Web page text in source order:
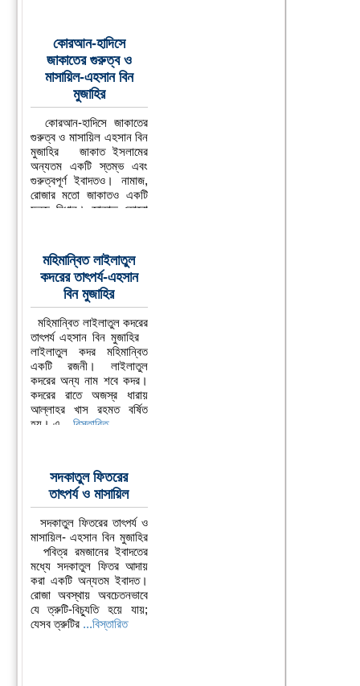
কোরআন-হাদিসে
জাকাতের গুরুত্ব ও
মাসায়িল-এহসান বিন
মুজাহির
কোরআন-হাদিসে জাকাতের
গুরুত্ব ও মাসায়িল এহসান বিন
মুজাহির জাকাত ইসলামের
অন্যতম একটি স্তম্ভ এবং
গুরুত্বপূর্ণ ইবাদতও। নামাজ,
রোজার মতো জাকাতও একটি
ফরজ বিধান। জাকাত কোনো
মহিমান্বিত লাইলাতুল
কদরের তাৎপর্য-এহসান
বিন মুজাহির
মহিমান্বিত লাইলাতুল কদরের
তাৎপর্য এহসান বিন মুজাহির
লাইলাতুল কদর মহিমান্বিত
একটি রজনী। লাইলাতুল
কদরের অন্য নাম শবে কদর।
কদরের রাতে অজস্র ধারায়
আল্লাহর খাস রহমত বর্ষিত
হয়। এ
...বিস্তারিত
সদকাতুল ফিতরের
তাৎপর্য ও মাসায়িল
সদকাতুল ফিতরের তাৎপর্য ও
মাসায়িল- এহসান বিন মুজাহির
পবিত্র রমজানের ইবাদতের
মধ্যে সদকাতুল ফিতর আদায়
করা একটি অন্যতম ইবাদত।
রোজা অবস্থায় অবচেতনভাবে
যে ত্রুটি-বিচ্যুতি হয়ে যায়;
যেসব ত্রুটির ...বিস্তারিত